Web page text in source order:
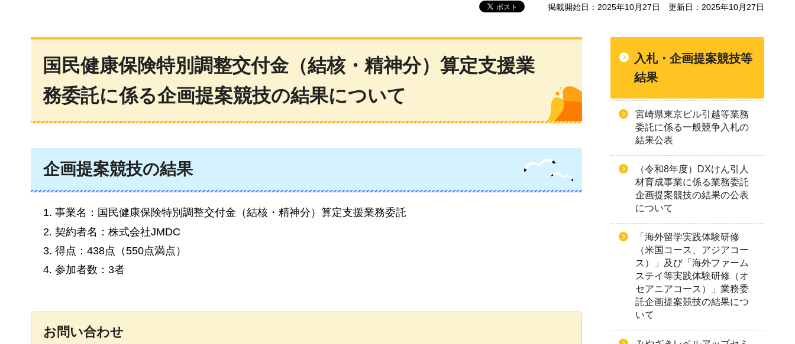
掲載開始日：2025年10月27日 更新日：2025年10月27日
国民健康保険特別調整交付金（結核・精神分）算定支援業
務委託に係る企画提案競技の結果について
企画提案競技の結果
事業名：国民健康保険特別調整交付金（結核・精神分）算定支援業務委託
契約者名：株式会社JMDC
得点：438点（550点満点）
参加者数：3者
お問い合わせ
入札・企画提案競技等
結果
宮崎県東京ビル引越等業務
委託に係る一般競争入札の
結果公表
（令和8年度）DXけん引人
材育成事業に係る業務委託
企画提案競技の結果の公表
について
「海外留学実践体験研修
（米国コース、アジアコー
ス）」及び「海外ファーム
ステイ等実践体験研修（オ
セアニアコース）」業務委
託企画提案競技の結果につ
いて